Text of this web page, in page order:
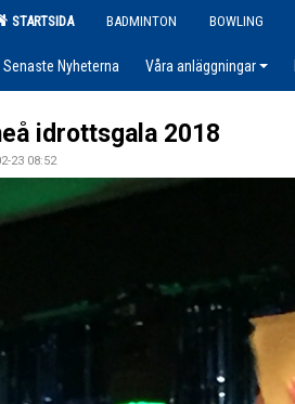
STARTSIDA BADMINTON BOWLING
Senaste Nyheterna Våra anläggningar
idrottsgala 2018
23 08:52